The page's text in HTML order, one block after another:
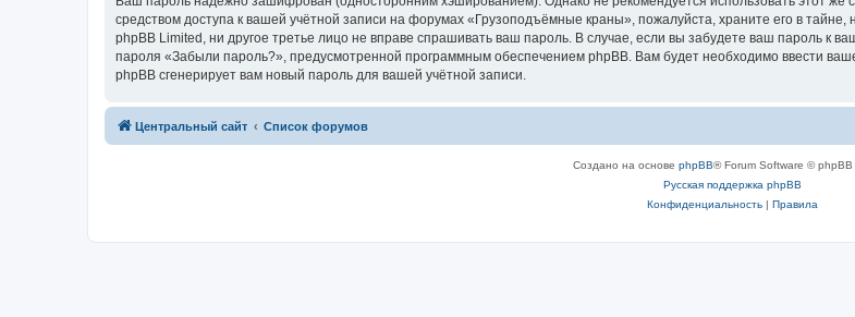
средством доступа к вашей учётной записи на форумах «Грузоподъёмные краны», пожалуйста, храните его в
phpBB Limited, ни другое третье лицо не вправе спрашивать ваш пароль. В случае, если вы забудете ваш пароль к
пароля «Забыли пароль?», предусмотренной программным обеспечением phpBB. Вам будет необходимо ввести
phpBB сгенерирует вам новый пароль для вашей учётной записи.
Центральный сайт Список форумов
Создано на основе phpBB® Forum Software © phpBB
Русская поддержка phpBB
Конфиденциальность| Правила